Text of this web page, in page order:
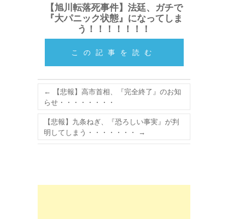
【旭川転落死事件】法廷、ガチで
『大パニック状態』になってしま
う！！！！！！！
この記事を読む
←
【悲報】高市首相、『完全終了』のお知
らせ・・・・・・・・
【悲報】九条ねぎ、『恐ろしい事実』が判
明してしまう・・・・・・・
→